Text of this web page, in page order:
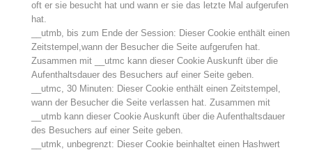
NEWSoft er sie besucht hat und wann er sie das letzte Mal aufgerufen
hat.
__utmb, bis zum Ende der Session: Dieser Cookie enthält einen
Zeitstempel,wann der Besucher die Seite aufgerufen hat.
Zusammen mit __utmc kann dieser Cookie Auskunft über die
Aufenthaltsdauer des Besuchers auf einer Seite geben.
__utmc, 30 Minuten: Dieser Cookie enthält einen Zeitstempel,
wann der Besucher die Seite verlassen hat. Zusammen mit
__utmb kann dieser Cookie Auskunft über die Aufenthaltsdauer
des Besuchers auf einer Seite geben.
__utmk, unbegrenzt: Dieser Cookie beinhaltet einen Hashwert